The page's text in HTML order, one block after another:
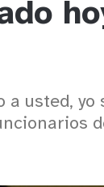
usted, yo